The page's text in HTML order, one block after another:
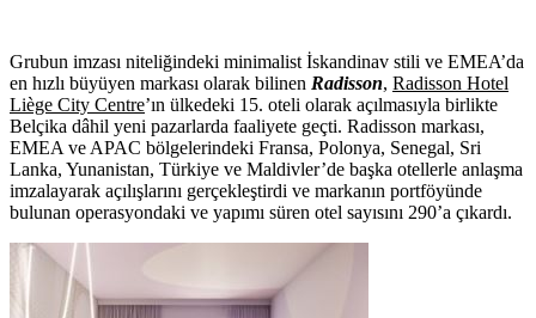
Grubun imzası niteliğindeki minimalist İskandinav stili ve EMEA’da
en hızlı büyüyen markası olarak bilinen Radisson, Radisson Hotel
Liège City Centre’ın ülkedeki 15. oteli olarak açılmasıyla birlikte
Belçika dâhil yeni pazarlarda faaliyete geçti. Radisson markası,
EMEA ve APAC bölgelerindeki Fransa, Polonya, Senegal, Sri
Lanka, Yunanistan, Türkiye ve Maldivler’de başka otellerle anlaşma
imzalayarak açılışlarını gerçekleştirdi ve markanın portföyünde
bulunan operasyondaki ve yapımı süren otel sayısını 290’a çıkardı.